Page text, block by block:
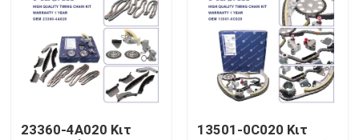
Σπίτι
23360-4A020 Κιτ
13501-0C020 Κιτ